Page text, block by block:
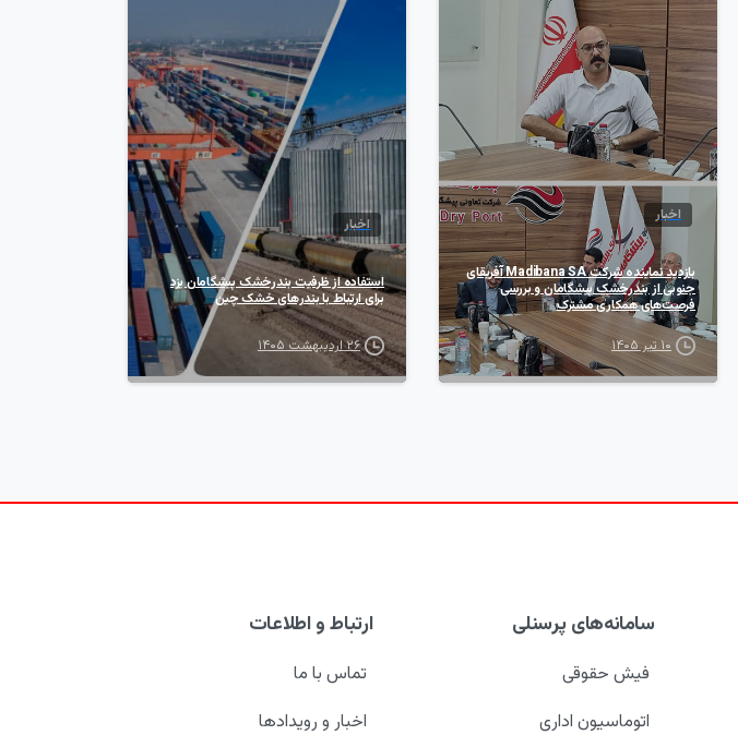
اخبار
بازدید نماینده شرکت Madibana SA آفریقای
جنوبی از بندرخشک پیشگامان و بررسی
فرصت‌های همکاری مشترک
۱۰ تیر ۱۴۰۵
اخبار
استفاده از ظرفیت بندرخشک پیشگامان یزد
برای ارتباط با بندر‌های خشک چین
۲۶ اردیبهشت ۱۴۰۵
سامانه‌های پرسنلی
فیش حقوقی
اتوماسیون اداری
ارتباط و اطلاعات
تماس با ما
اخبار و رویدادها